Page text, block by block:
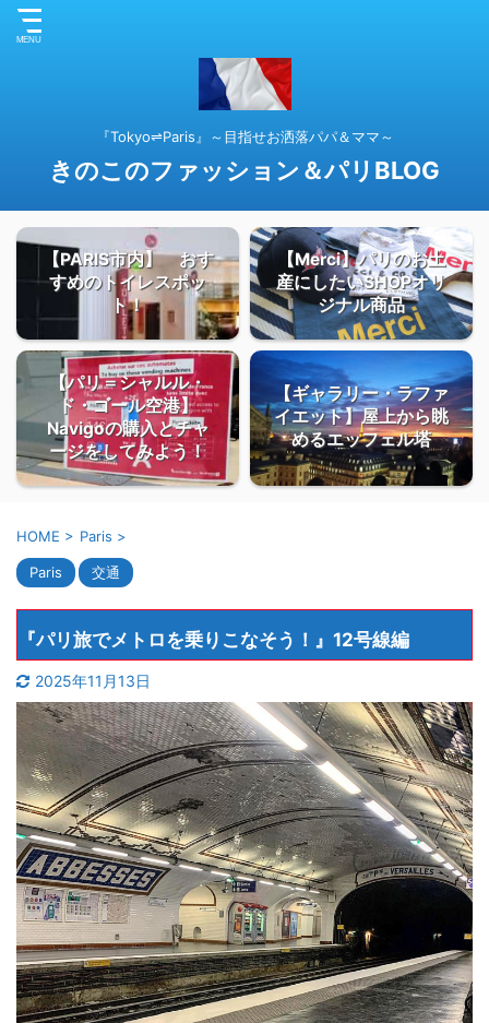
『Tokyo⇌Paris』～目指せお洒落パパ＆ママ～
きのこのファッション＆パリBLOG
【PARIS市内】 おす
すめのトイレスポッ
ト！
【Merci】パリのお土
産にしたいSHOPオリ
ジナル商品
【パリ＝シャルル・
ド・ゴール空港】
Navigoの購入とチャ
ージをしてみよう！
【ギャラリー・ラファ
イエット】屋上から眺
めるエッフェル塔
HOME > Paris >
Paris 交通
『パリ旅でメトロを乗りこなそう！』12号線編
2025年11月13日